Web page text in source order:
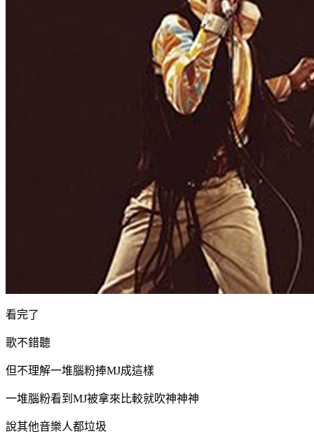
看完了
歌不錯聽
但不理解一堆腦粉捧MJ成這樣
一堆腦粉看到MJ被拿來比較就吹神神神
說其他音樂人都垃圾